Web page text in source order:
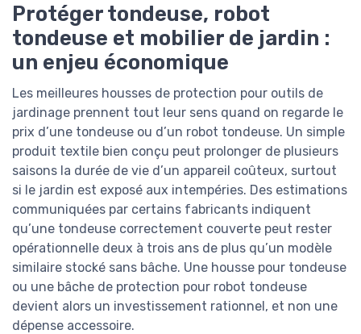
Protéger tondeuse, robot
tondeuse et mobilier de jardin :
un enjeu économique
Les meilleures housses de protection pour outils de
jardinage prennent tout leur sens quand on regarde le
prix d’une tondeuse ou d’un robot tondeuse. Un simple
produit textile bien conçu peut prolonger de plusieurs
saisons la durée de vie d’un appareil coûteux, surtout
si le jardin est exposé aux intempéries. Des estimations
communiquées par certains fabricants indiquent
qu’une tondeuse correctement couverte peut rester
opérationnelle deux à trois ans de plus qu’un modèle
similaire stocké sans bâche. Une housse pour tondeuse
ou une bâche de protection pour robot tondeuse
devient alors un investissement rationnel, et non une
dépense accessoire.